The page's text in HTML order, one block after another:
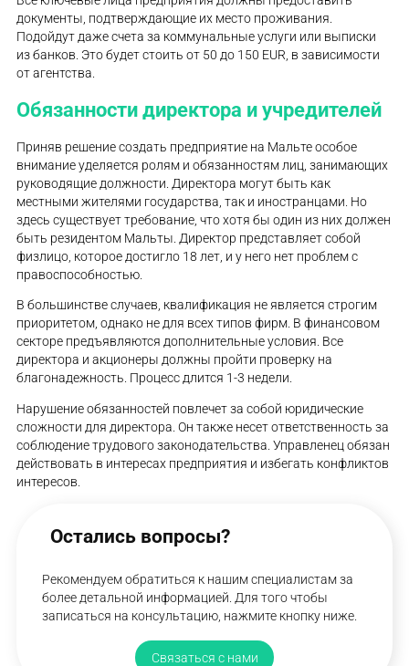
документы, подтверждающие их место проживания.
Подойдут даже счета за коммунальные услуги или выписки
из банков. Это будет стоить от 50 до 150 EUR, в зависимости
от агентства.
Обязанности директора и учредителей
Приняв решение создать предприятие на Мальте особое
внимание уделяется ролям и обязанностям лиц, занимающих
руководящие должности. Директора могут быть как
местными жителями государства, так и иностранцами. Но
здесь существует требование, что хотя бы один из них должен
быть резидентом Мальты. Директор представляет собой
физлицо, которое достигло 18 лет, и у него нет проблем с
правоспособностью.
В большинстве случаев, квалификация не является строгим
приоритетом, однако не для всех типов фирм. В финансовом
секторе предъявляются дополнительные условия. Все
директора и акционеры должны пройти проверку на
благонадежность. Процесс длится 1-3 недели.
Нарушение обязанностей повлечет за собой юридические
сложности для директора. Он также несет ответственность за
соблюдение трудового законодательства. Управленец обязан
действовать в интересах предприятия и избегать конфликтов
интересов.
Остались вопросы?
Рекомендуем обратиться к нашим специалистам за
более детальной информацией. Для того чтобы
записаться на консультацию, нажмите кнопку ниже.
Связаться с нами